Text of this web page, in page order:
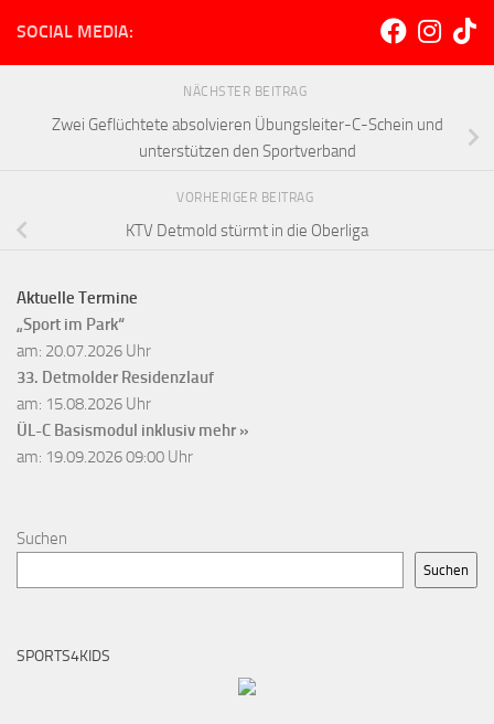
SOCIAL MEDIA:
NÄCHSTER BEITRAG
Zwei Geflüchtete absolvieren Übungsleiter-C-Schein und
unterstützen den Sportverband
VORHERIGER BEITRAG
KTV Detmold stürmt in die Oberliga
Aktuelle Termine
„Sport im Park“
am: 20.07.2026 Uhr
33. Detmolder Residenzlauf
am: 15.08.2026 Uhr
ÜL-C Basismodul inklusiv mehr »
am: 19.09.2026 09:00 Uhr
Suchen
Suchen
SPORTS4KIDS